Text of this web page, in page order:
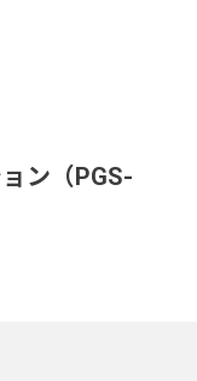
ン（PGS-